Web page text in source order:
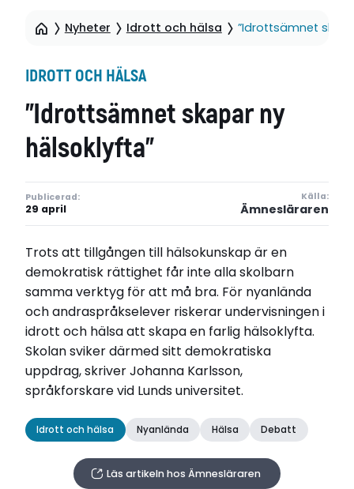
Nyheter Idrott och hälsa ”Idrottsämnet
IDROTT OCH HÄLSA
”Idrottsämnet skapar ny
hälsoklyfta”
Publicerad:
29 april
Källa:
Ämnesläraren
Trots att tillgången till hälsokunskap är en
demokratisk rättighet får inte alla skolbarn
samma verktyg för att må bra. För nyanlända
och andraspråkselever riskerar undervisningen i
idrott och hälsa att skapa en farlig hälsoklyfta.
Skolan sviker därmed sitt demokratiska
uppdrag, skriver Johanna Karlsson,
språkforskare vid Lunds universitet.
Idrott och hälsa Nyanlända Hälsa Debatt
Läs artikeln hos Ämnesläraren